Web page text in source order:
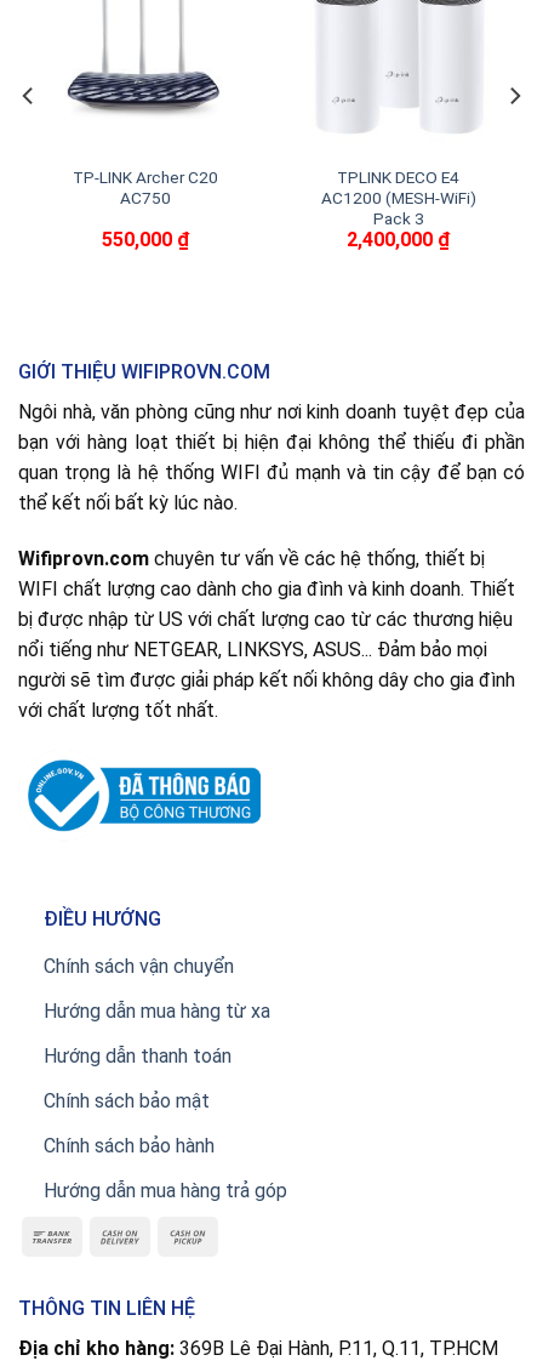
TP-LINK Archer C20
AC750
550,000 ₫
TPLINK DECO E4
AC1200 (MESH-WiFi)
Pack 3
2,400,000 ₫
GIỚI THIỆU WIFIPROVN.COM
Ngôi nhà, văn phòng cũng như nơi kinh doanh tuyệt đẹp của
bạn với hàng loạt thiết bị hiện đại không thể thiếu đi phần
quan trọng là hệ thống WIFI đủ mạnh và tin cậy để bạn có
thể kết nối bất kỳ lúc nào.
Wifiprovn.com chuyên tư vấn về các hệ thống, thiết bị
WIFI chất lượng cao dành cho gia đình và kinh doanh. Thiết
bị được nhập từ US với chất lượng cao từ các thương hiệu
nổi tiếng như NETGEAR, LINKSYS, ASUS... Đảm bảo mọi
người sẽ tìm được giải pháp kết nối không dây cho gia đình
với chất lượng tốt nhất.
ĐIỀU HƯỚNG
Chính sách vận chuyển
Hướng dẫn mua hàng từ xa
Hướng dẫn thanh toán
Chính sách bảo mật
Chính sách bảo hành
Hướng dẫn mua hàng trả góp
THÔNG TIN LIÊN HỆ
Địa chỉ kho hàng: 369B Lê Đại Hành, P.11, Q.11, TP.HCM